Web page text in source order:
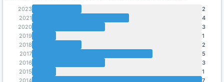
2023
2
2021
4
2020
3
2019
1
2018
2
2017
5
2016
3
2015
1
2014
7